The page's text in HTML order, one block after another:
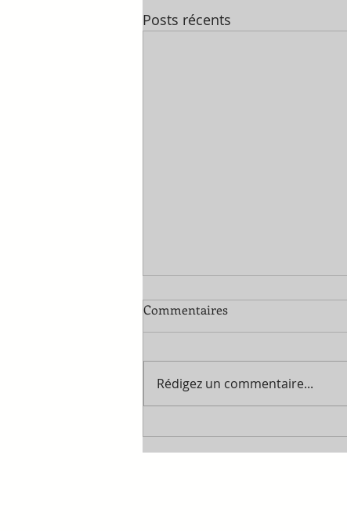
Posts récents
À quoi pensent les Chinois en
regardant La Chute d'Icare ?
Commentaires
Rédigez un commentaire...